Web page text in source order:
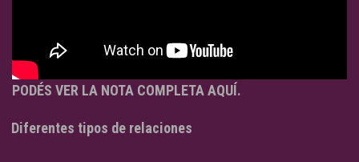
PODÉS VER LA NOTA COMPLETA AQUÍ.
Diferentes tipos de relaciones